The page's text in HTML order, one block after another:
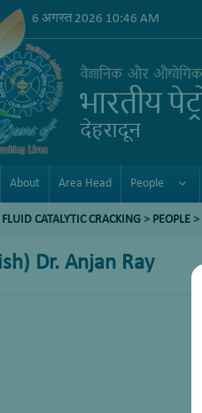
6 अगस्त 2026 10:46 AM
About Area Head People
FLUID CATALYTIC CRACKING > PEOPLE >
Dr. Anjan Ray